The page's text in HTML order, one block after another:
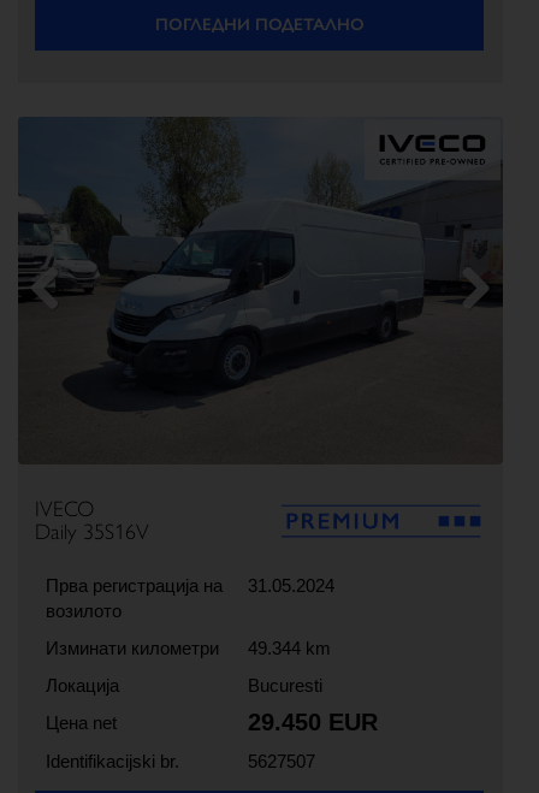
ПОГЛЕДНИ ПОДЕТАЛНО
IVECO
Daily 35S16V
Прва регистрација на
возилото
31.05.2024
Изминати километри
49.344 km
Локација
Bucuresti
Цена net
29.450 EUR
Identifikacijski br. 5627507